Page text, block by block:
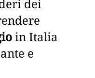
dei
in Italia
e